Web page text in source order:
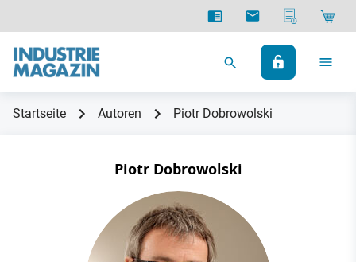
Startseite Autoren Piotr Dobrowolski
Piotr Dobrowolski